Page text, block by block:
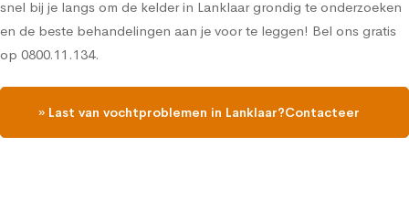
snel bij je langs om de kelder in Lanklaar grondig te onderzoeken
en de beste behandelingen aan je voor te leggen! Bel ons gratis
op 0800.11.134.
» Last van vochtproblemen in Lanklaar?Contacteer